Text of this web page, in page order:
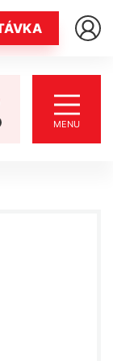
MENU